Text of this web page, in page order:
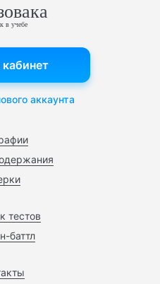
в учебе
тестов
баттл
аккаунта